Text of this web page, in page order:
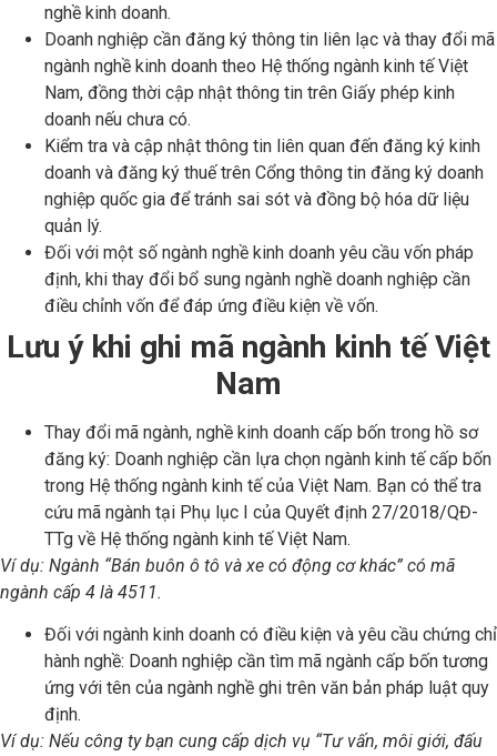
nghề kinh doanh.
Doanh nghiệp cần đăng ký thông tin liên lạc và thay đổi mã
ngành nghề kinh doanh theo Hệ thống ngành kinh tế Việt
Nam, đồng thời cập nhật thông tin trên Giấy phép kinh
doanh nếu chưa có.
Kiểm tra và cập nhật thông tin liên quan đến đăng ký kinh
doanh và đăng ký thuế trên Cổng thông tin đăng ký doanh
nghiệp quốc gia để tránh sai sót và đồng bộ hóa dữ liệu
quản lý.
Đối với một số ngành nghề kinh doanh yêu cầu vốn pháp
định, khi thay đổi bổ sung ngành nghề doanh nghiệp cần
điều chỉnh vốn để đáp ứng điều kiện về vốn.
Lưu ý khi ghi mã ngành kinh tế Việt
Nam
Thay đổi mã ngành, nghề kinh doanh cấp bốn trong hồ sơ
đăng ký: Doanh nghiệp cần lựa chọn ngành kinh tế cấp bốn
trong Hệ thống ngành kinh tế của Việt Nam. Bạn có thể tra
cứu mã ngành tại Phụ lục I của Quyết định 27/2018/QĐ-
TTg về Hệ thống ngành kinh tế Việt Nam.
Ví dụ: Ngành “Bán buôn ô tô và xe có động cơ khác” có mã
ngành cấp 4 là 4511.
Đối với ngành kinh doanh có điều kiện và yêu cầu chứng chỉ
hành nghề: Doanh nghiệp cần tìm mã ngành cấp bốn tương
ứng với tên của ngành nghề ghi trên văn bản pháp luật quy
định.
Ví dụ: Nếu công ty bạn cung cấp dịch vụ “Tư vấn, môi giới, đấu